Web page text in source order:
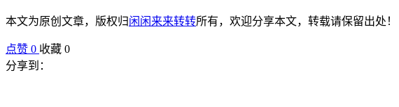
本文为原创文章，版权归闲闲来来转转所有，欢迎分享本文，转载请保留出处！
点赞 0 收藏 0
分享到：